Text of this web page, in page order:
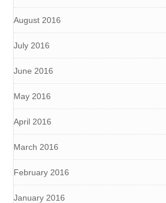
August 2016
July 2016
June 2016
May 2016
April 2016
March 2016
February 2016
January 2016